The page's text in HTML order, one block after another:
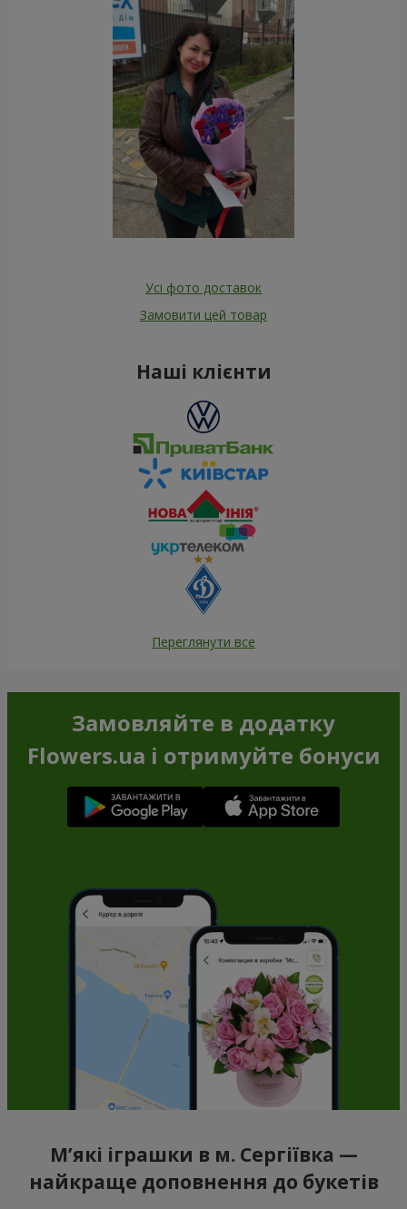
Усі фото доставок
Замовити цей товар
Наші клієнти
Переглянути все
Замовляйте в додатку
Flowers.ua і отримуйте бонуси
М’які іграшки в м. Сергіївка —
найкраще доповнення до букетів